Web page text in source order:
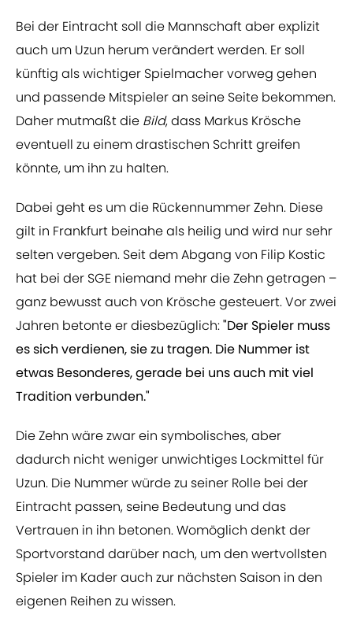
Bei der Eintracht soll die Mannschaft aber explizit
auch um Uzun herum verändert werden. Er soll
künftig als wichtiger Spielmacher vorweg gehen
und passende Mitspieler an seine Seite bekommen.
Daher mutmaßt die Bild, dass Markus Krösche
eventuell zu einem drastischen Schritt greifen
könnte, um ihn zu halten.
Dabei geht es um die Rückennummer Zehn. Diese
gilt in Frankfurt beinahe als heilig und wird nur sehr
selten vergeben. Seit dem Abgang von Filip Kostic
hat bei der SGE niemand mehr die Zehn getragen –
ganz bewusst auch von Krösche gesteuert. Vor zwei
Jahren betonte er diesbezüglich:"Der Spieler muss
es sich verdienen, sie zu tragen. Die Nummer ist
etwas Besonderes, gerade bei uns auch mit viel
Tradition verbunden."
Die Zehn wäre zwar ein symbolisches, aber
dadurch nicht weniger unwichtiges Lockmittel für
Uzun. Die Nummer würde zu seiner Rolle bei der
Eintracht passen, seine Bedeutung und das
Vertrauen in ihn betonen. Womöglich denkt der
Sportvorstand darüber nach, um den wertvollsten
Spieler im Kader auch zur nächsten Saison in den
eigenen Reihen zu wissen.